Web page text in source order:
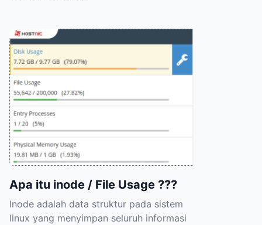
Apa itu inode / File Usage ???
Inode adalah data struktur pada sistem
linux yang menyimpan seluruh informasi